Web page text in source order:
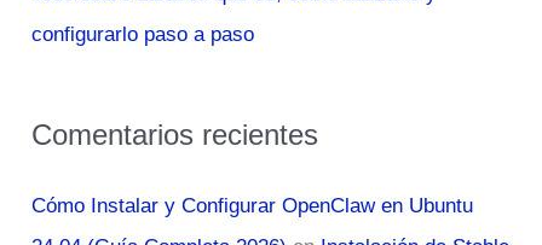
configurarlo paso a paso
Comentarios recientes
Cómo Instalar y Configurar OpenClaw en Ubuntu